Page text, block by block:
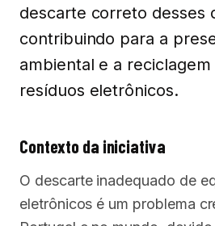
descarte correto desses
contribuindo para a
ambiental e a
resíduos eletrônicos.
Contexto da iniciativa
O descarte inadequado de
eletrônicos é um problema